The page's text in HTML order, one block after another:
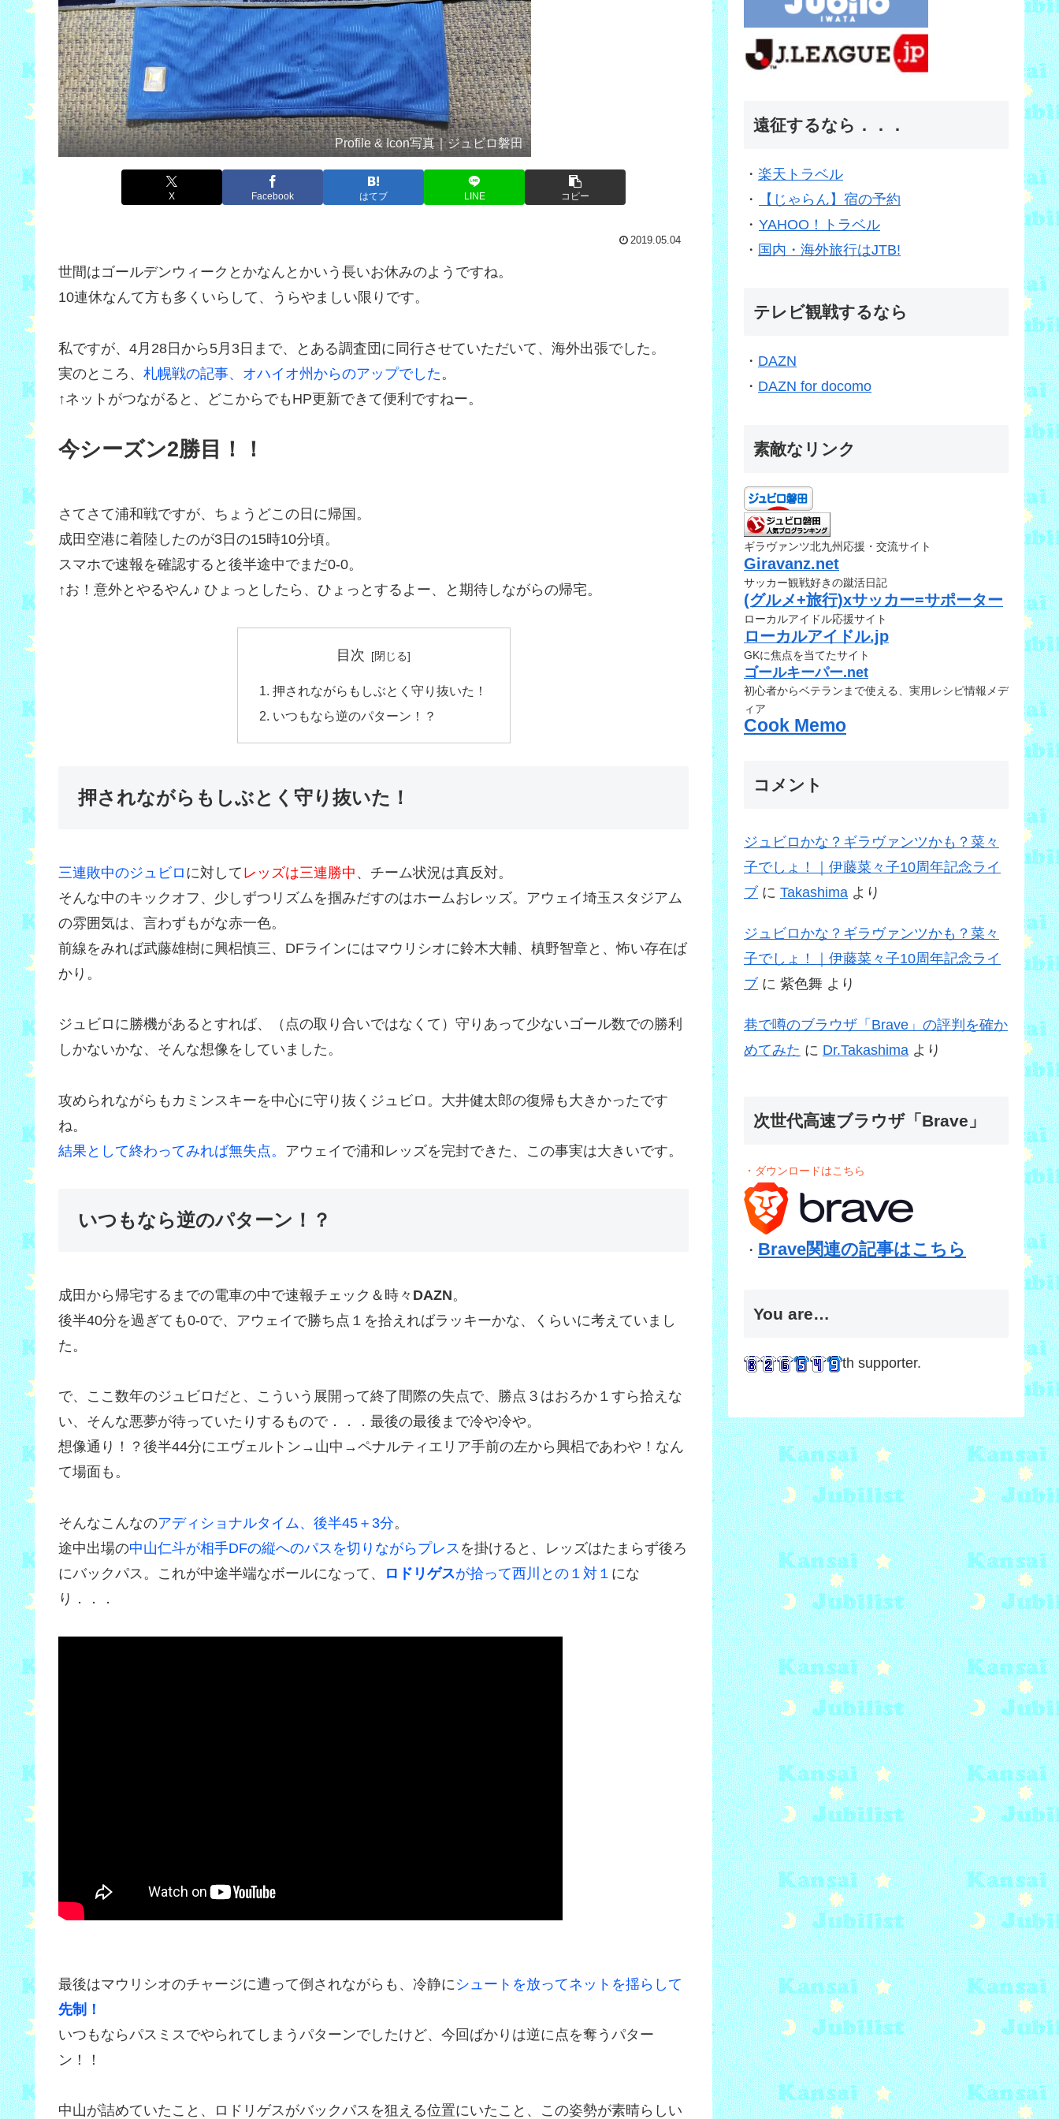
Profile & Icon写真｜ジュビロ磐田
X Facebook はてブ LINE コピー
2019.05.04
世間はゴールデンウィークとかなんとかいう長いお休みのようですね。
10連休なんて方も多くいらして、うらやましい限りです。
私ですが、4月28日から5月3日まで、とある調査団に同行させていただいて、海外出張でした。
実のところ、 札幌戦の記事、オハイオ州からのアップでした 。
↑ネットがつながると、どこからでもHP更新できて便利ですねー。
今シーズン2勝目！！
さてさて浦和戦ですが、ちょうどこの日に帰国。
成田空港に着陸したのが3日の15時10分頃。
スマホで速報を確認すると後半途中でまだ0-0。
↑お！意外とやるやん♪ ひょっとしたら、ひょっとするよー、と期待しながらの帰宅。
目次
押されながらもしぶとく守り抜いた！
いつもなら逆のパターン！？
押されながらもしぶとく守り抜いた！
三連敗中のジュビロ に対して レッズは三連勝中 、チーム状況は真反対。
そんな中のキックオフ、少しずつリズムを掴みだすのはホームおレッズ。アウェイ埼玉スタジアム
の雰囲気は、言わずもがな赤一色。
前線をみれば武藤雄樹に興梠慎三、DFラインにはマウリシオに鈴木大輔、槙野智章と、怖い存在ば
かり。
ジュビロに勝機があるとすれば、（点の取り合いではなくて）守りあって少ないゴール数での勝利
しかないかな、そんな想像をしていました。
攻められながらもカミンスキーを中心に守り抜くジュビロ。大井健太郎の復帰も大きかったです
ね。
結果として終わってみれば無失点。 アウェイで浦和レッズを完封できた、この事実は大きいです。
いつもなら逆のパターン！？
成田から帰宅するまでの電車の中で速報チェック＆時々 DAZN。
後半40分を過ぎても0-0で、アウェイで勝ち点１を拾えればラッキーかな、くらいに考えていまし
た。
で、ここ数年のジュビロだと、こういう展開って終了間際の失点で、勝点３はおろか１すら拾えな
い、そんな悪夢が待っていたりするもので．．．最後の最後まで冷や冷や。
想像通り！？後半44分にエヴェルトン→山中→ペナルティエリア手前の左から興梠であわや！なん
て場面も。
そんなこんなのアディショナルタイム、後半45＋3分。
途中出場の中山仁斗が相手DFの縦へのパスを切りながらプレス を掛けると、レッズはたまらず後ろ
にバックパス。これが中途半端なボールになって、
ロドリゲスが拾って西川との１対１ にな
り．．．
最後はマウリシオのチャージに遭って倒されながらも、冷静に シュートを放ってネットを揺らして
先制！
いつもならパスミスでやられてしまうパターンでしたけど、今回ばかりは逆に点を奪うパター
ン！！
中山が詰めていたこと、ロドリゲスがバックパスを狙える位置にいたこと、この姿勢が素晴らしい
遠征するなら．．．
・ 楽天トラベル
・
【じゃらん】宿の予約
・ YAHOO！トラベル
・ 国内・海外旅行はJTB!
テレビ観戦するなら
・ DAZN
・ DAZN for docomo
素敵なリンク
ギラヴァンツ北九州応援・交流サイト
Giravanz.net
サッカー観戦好きの蹴活日記
(グルメ+旅行)xサッカー=サポーター
ローカルアイドル応援サイト
ローカルアイドル.jp
GKに焦点を当てたサイト
ゴールキーパー.net
初心者からベテランまで使える、実用レシピ情報メデ
ィア
Cook Memo
コメント
ジュビロかな？ギラヴァンツかも？菜々
子でしょ！｜伊藤菜々子10周年記念ライ
ブ に Takashima より
ジュビロかな？ギラヴァンツかも？菜々
子でしょ！｜伊藤菜々子10周年記念ライ
ブ に 紫色舞 より
巷で噂のブラウザ「Brave」の評判を確か
めてみた に Dr.Takashima より
次世代高速ブラウザ「Brave」
・ダウンロードはこちら
・ Brave関連の記事はこちら
You are…
th supporter.